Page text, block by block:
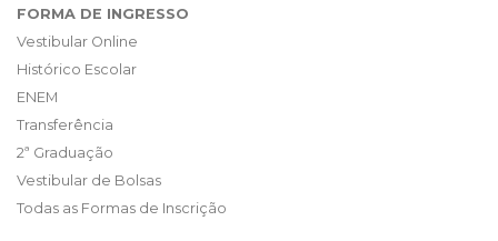
FORMA DE INGRESSO
Vestibular Online
Histórico Escolar
ENEM
Transferência
2ª Graduação
Vestibular de Bolsas
Todas as Formas de Inscrição